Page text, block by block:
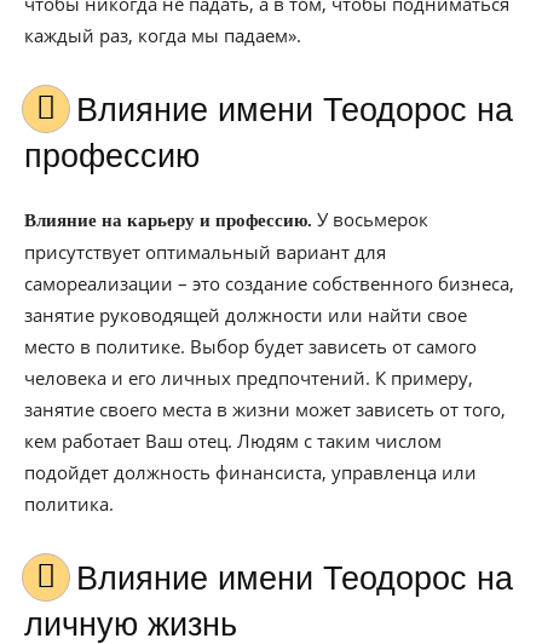
каждый раз, когда мы падаем».
Влияние имени Теодорос на
профессию
Влияние на карьеру и профессию. У восьмерок
присутствует оптимальный вариант для
самореализации – это создание собственного бизнеса,
занятие руководящей должности или найти свое
место в политике. Выбор будет зависеть от самого
человека и его личных предпочтений. К примеру,
занятие своего места в жизни может зависеть от того,
кем работает Ваш отец. Людям с таким числом
подойдет должность финансиста, управленца или
политика.
Влияние имени Теодорос на
личную жизнь